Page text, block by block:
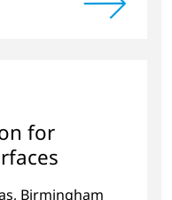
for
Birmingham